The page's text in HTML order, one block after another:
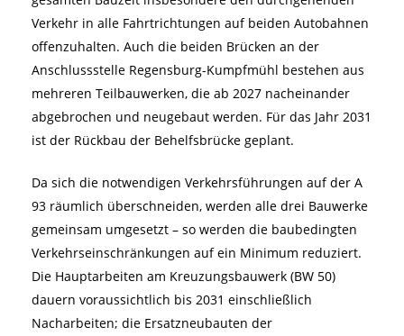
Verkehr in alle Fahrtrichtungen auf beiden Autobahnen
offenzuhalten. Auch die beiden Brücken an der
Anschlussstelle Regensburg-Kumpfmühl bestehen aus
mehreren Teilbauwerken, die ab 2027 nacheinander
abgebrochen und neugebaut werden. Für das Jahr 2031
ist der Rückbau der Behelfsbrücke geplant.
Da sich die notwendigen Verkehrsführungen auf der A
93 räumlich überschneiden, werden alle drei Bauwerke
gemeinsam umgesetzt – so werden die baubedingten
Verkehrseinschränkungen auf ein Minimum reduziert.
Die Hauptarbeiten am Kreuzungsbauwerk (BW 50)
dauern voraussichtlich bis 2031 einschließlich
Nacharbeiten; die Ersatzneubauten der